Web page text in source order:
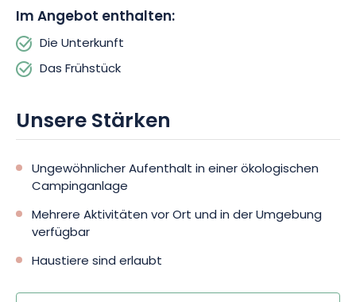
und Sie die Möglichkeit haben, einen Picknickkorb für Ihre
Ausflüge zu bestellen.
Im Angebot enthalten:
Die Unterkunft
Das Frühstück
Unsere Stärken
Ungewöhnlicher Aufenthalt in einer ökologischen
Campinganlage
Mehrere Aktivitäten vor Ort und in der Umgebung
verfügbar
Haustiere sind erlaubt